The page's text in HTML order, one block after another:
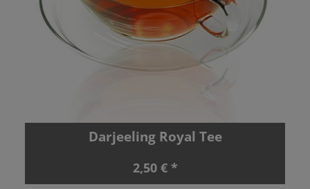
Darjeeling Royal Tee
2,50 € *